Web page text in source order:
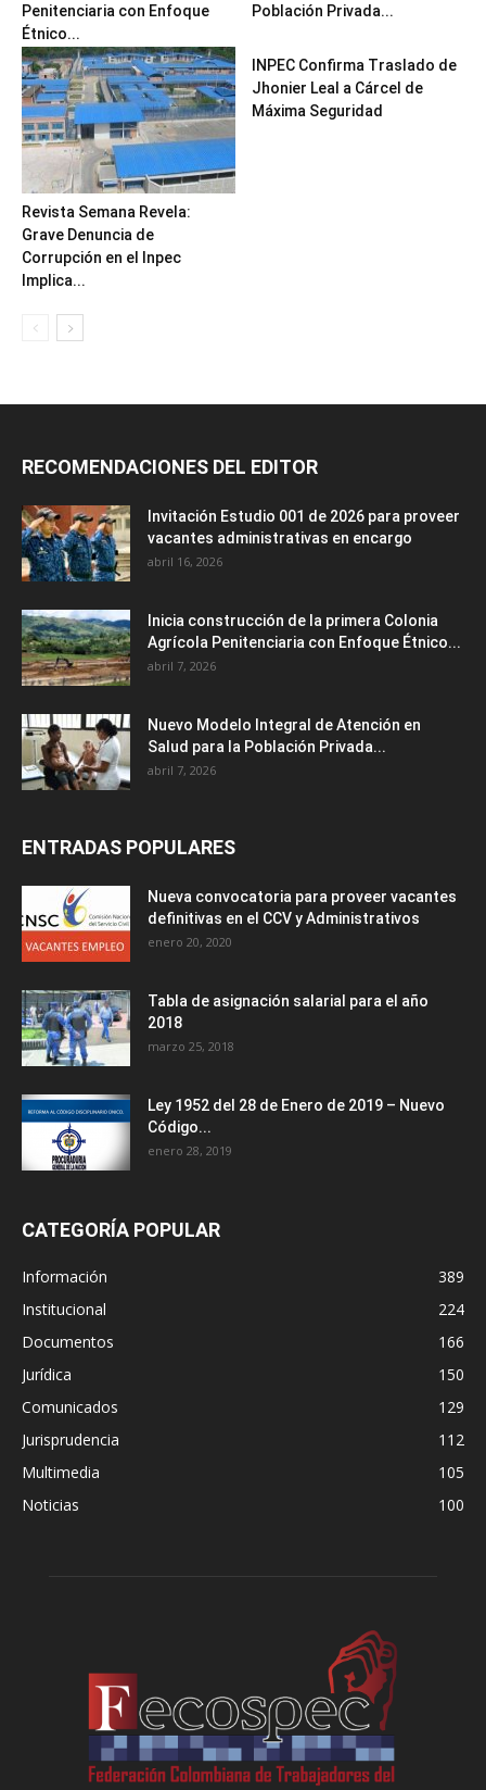
Penitenciaria con Enfoque
Étnico...
Población Privada...
Revista Semana Revela:
Grave Denuncia de
Corrupción en el Inpec
Implica...
INPEC Confirma Traslado de
Jhonier Leal a Cárcel de
Máxima Seguridad
RECOMENDACIONES DEL EDITOR
Invitación Estudio 001 de 2026 para proveer
vacantes administrativas en encargo
abril 16, 2026
Inicia construcción de la primera Colonia
Agrícola Penitenciaria con Enfoque Étnico...
abril 7, 2026
Nuevo Modelo Integral de Atención en
Salud para la Población Privada...
abril 7, 2026
ENTRADAS POPULARES
Nueva convocatoria para proveer vacantes
definitivas en el CCV y Administrativos
enero 20, 2020
Tabla de asignación salarial para el año
2018
marzo 25, 2018
Ley 1952 del 28 de Enero de 2019 – Nuevo
Código...
enero 28, 2019
CATEGORÍA POPULAR
Información
389
Institucional
224
Documentos
166
Jurídica
150
Comunicados
129
Jurisprudencia
112
Multimedia
105
Noticias
100